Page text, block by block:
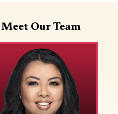
Meet Our Team